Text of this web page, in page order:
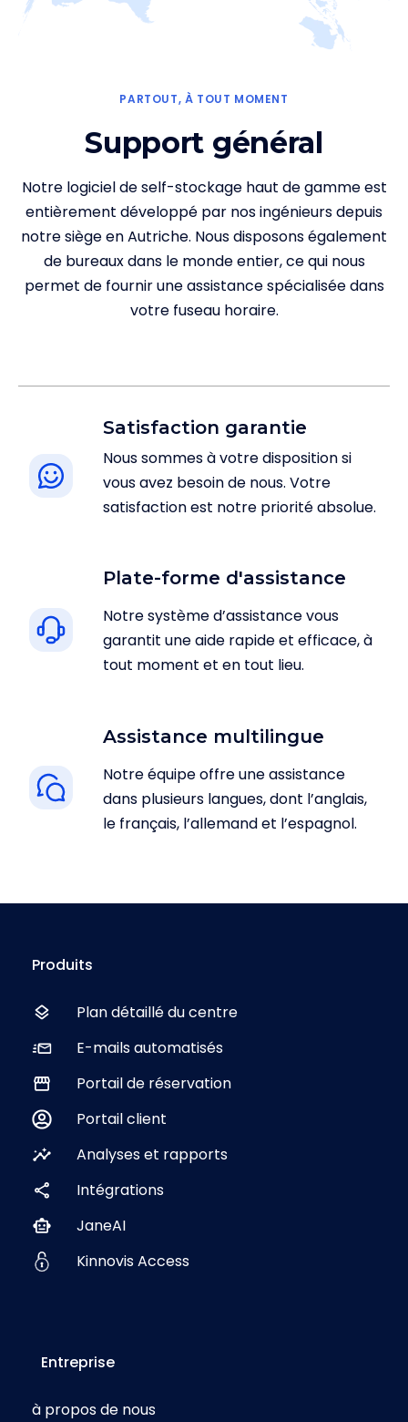
PARTOUT, À TOUT MOMENT
Support général
Notrelogiciel de self-stockagehaut de gamme est
entièrement développé par nos ingénieurs depuis
notre siège en Autriche. Nous disposons également
de bureaux dans le monde entier, ce qui nous
permet de fournir une assistance spécialisée dans
votre fuseau horaire.
Satisfaction garantie
Nous sommes à votre disposition si
vous avez besoin de nous. Votre
satisfaction est notre priorité absolue.
Plate-forme d'assistance
Notre système d’assistance vous
garantit une aide rapide et efficace, à
tout moment et en tout lieu.
Assistance multilingue
Notre équipe offre une assistance
dans plusieurs langues, dont l’anglais,
le français, l’allemand et l’espagnol.
Produits
Plan détaillé du centre
E-mails automatisés
Portail de réservation
Portail client
Analyses et rapports
Intégrations
JaneAI
Kinnovis Access
Entreprise
à propos de nous